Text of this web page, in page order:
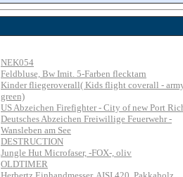
NEK054
Feldbluse, Bw Imit. 5-Farben flecktarn
Kinder fliegeroverall( Kids flight coverall -
green)
US Abzeichen Firefighter - City of new Port
Deutsches Abzeichen Freiwillige Feuerwehr -
Wansleben am See
DESTRUCTION
Jungle Hut Microfaser, -FOX-, oliv
OLDTIMER